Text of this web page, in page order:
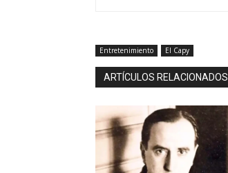
Entretenimiento El Capy
ARTÍCULOS RELACIONADOS